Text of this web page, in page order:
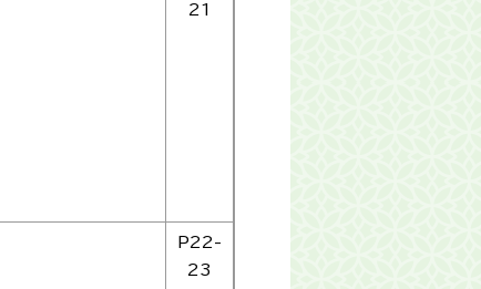
21
P22-
23